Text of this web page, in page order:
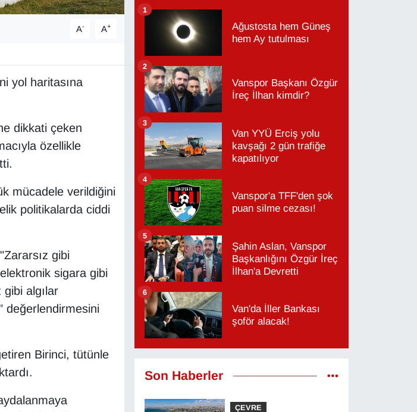
A- A+
yol haritasına
dikkati çeken
özellikle
mücadele verildiğini
politikalarda ciddi
gibi
sigara gibi
algılar
değerlendirmesini
Birinci, tütünle
Ağustosta hem Güneş
hem Ay tutulması
1
Vanspor Başkanı Özgür
İreç İlhan kimdir?
2
Van YYÜ Erciş yolu
kavşağı 2 gün trafiğe
kapatılıyor
3
Vanspor'a TFF'den şok
puan silme cezası!
4
Şahin Aslan, Vanspor
Başkanlığını Özgür İreç
İlhan'a Devretti
5
Van'da İller Bankası
şoför alacak!
6
Son Haberler
ÇEVRE